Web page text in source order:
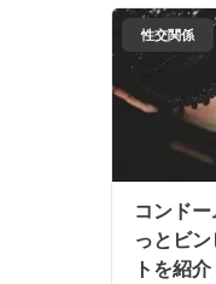
す。
性交関係
コンド
っとビ
トを紹介